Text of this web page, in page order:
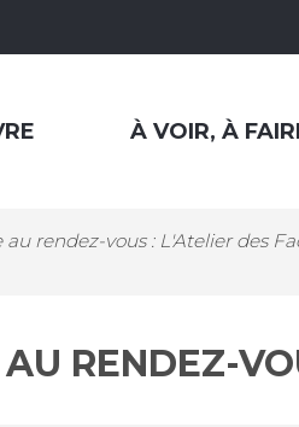
À VOIR, À
au rendez-vous : L'Atelier des
RENDEZ-